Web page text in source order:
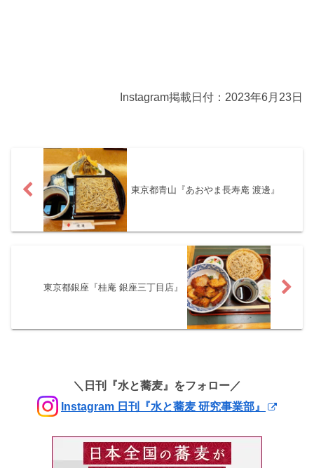
Instagram掲載日付：2023年6月23日
東京都青山『あおやま長寿庵 渡邊』
東京都銀座『桂庵 銀座三丁目店』
＼日刊『水と蕎麦』をフォロー／
Instagram 日刊『水と蕎麦 研究事業部』